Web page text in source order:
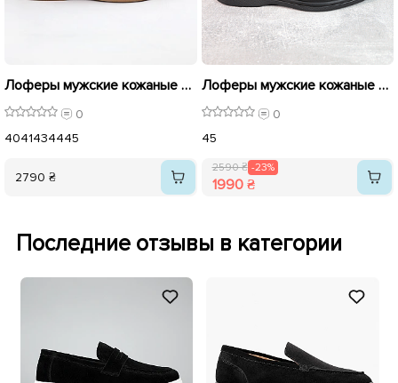
Лоферы мужские кожаные 590026 Черные
0
4041434445
2790 ₴
Лоферы мужские кожаные 588231 Черные распродажа
0
45
2590 ₴ -23%
1990 ₴
Последние отзывы в категории